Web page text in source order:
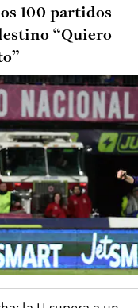
100 partidos
“Quiero